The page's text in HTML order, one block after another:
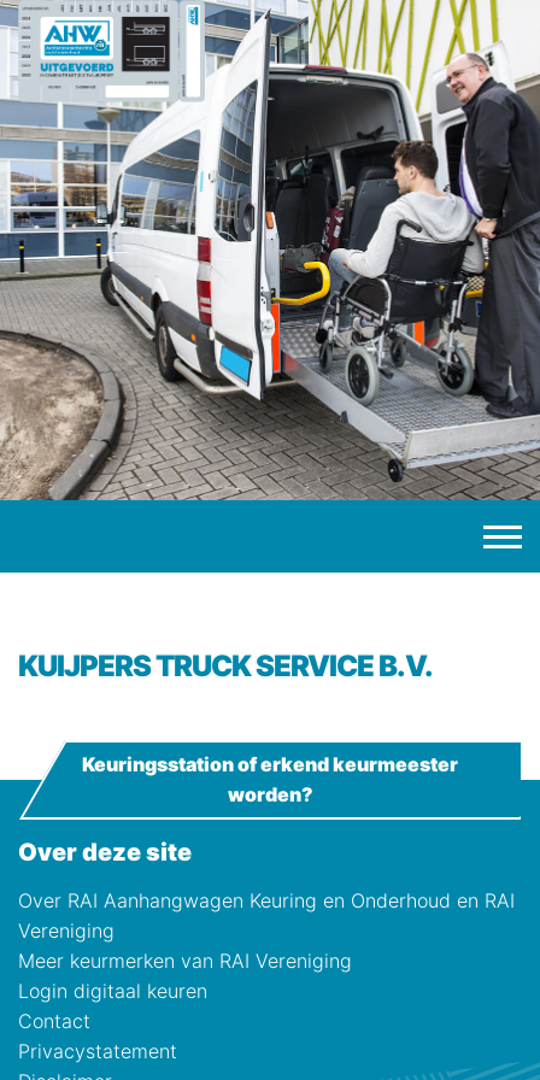
KUIJPERS TRUCK SERVICE B.V.
Over deze site
Over RAI Aanhangwagen Keuring en Onderhoud en RAI
Vereniging
Meer keurmerken van RAI Vereniging
Login digitaal keuren
Contact
Privacystatement
Keuringsstation of erkend keurmeester
worden?